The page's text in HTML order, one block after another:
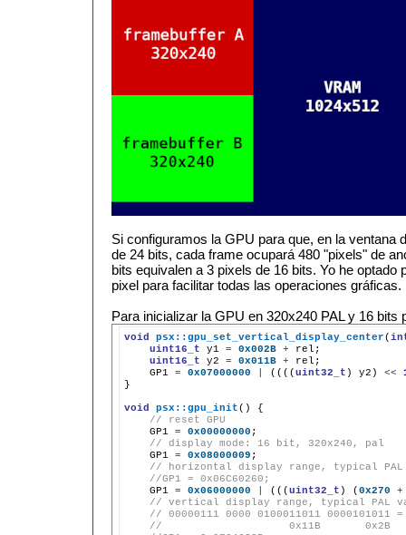
Si configuramos la GPU para que, en la ventana
de 24 bits, cada frame ocupará 480 "pixels" de
bits equivalen a 3 pixels de 16 bits. Yo he optado
pixel para facilitar todas las operaciones gráficas.
Para inicializar la GPU en 320x240 PAL y 16 bits
void psx::gpu_set_vertical_display_center(
uint16_t
y1 = 0x002B +
uint16_t
y2 = 0x011B +
GP1
= 0x07000000 (((( uint32_t ) y2) <<
}
void psx::gpu_init()
// reset GPU
GP1
= 0x00000000
// display mode: 16 bit, 320x240, pal
GP1
= 0x08000009
// horizontal display range, typical PAL
//GP1 = 0x06C60260;
GP1
= 0x06000000 ((( uint32_t ) ( 0x270
+
// vertical display range, typical PAL
// 00000111 0000 0100011011 0000101011
//                    0x11B       0x2B